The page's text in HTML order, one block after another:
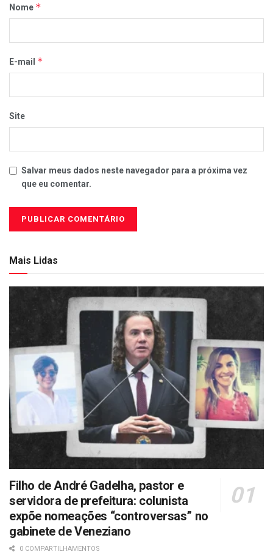
Nome *
E-mail *
Site
Salvar meus dados neste navegador para a próxima vez
que eu comentar.
Mais Lidas
Filho de André Gadelha, pastor e
servidora de prefeitura: colunista
expõe nomeações “controversas” no
gabinete de Veneziano
0 COMPARTILHAMENTOS